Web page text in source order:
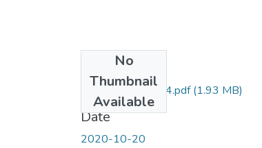
No
Thumbnail
Available
memoir-chahinez-4.pdf(1.93 MB)
Date
2020-10-20